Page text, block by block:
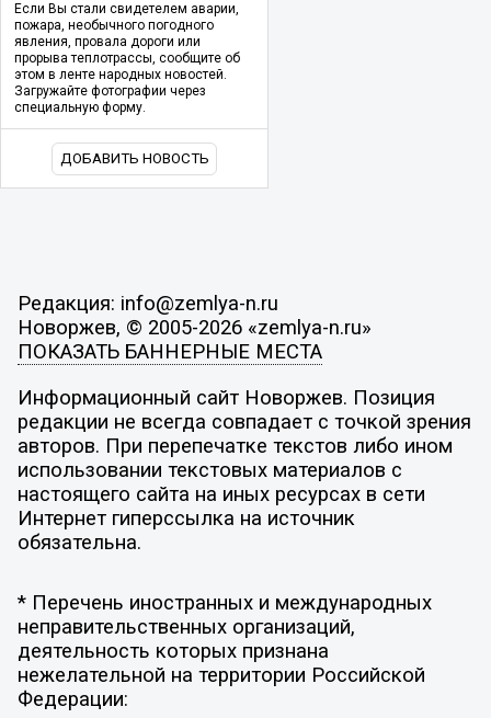
Если Вы стали свидетелем аварии,
пожара, необычного погодного
явления, провала дороги или
прорыва теплотрассы, сообщите об
этом в ленте народных новостей.
Загружайте фотографии через
специальную форму.
ДОБАВИТЬ НОВОСТЬ
Редакция: info@zemlya-n.ru
Новоржев, © 2005-2026 «zemlya-n.ru»
ПОКАЗАТЬ БАННЕРНЫЕ МЕСТА
Информационный сайт Новоржев. Позиция
редакции не всегда совпадает с точкой зрения
авторов. При перепечатке текстов либо ином
использовании текстовых материалов с
настоящего сайта на иных ресурсах в сети
Интернет гиперссылка на источник
обязательна.
* Перечень иностранных и международных
неправительственных организаций,
деятельность которых признана
нежелательной на территории Российской
Федерации: